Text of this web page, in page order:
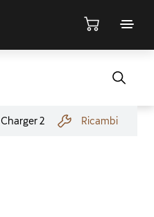
Charger 2 Ricambi